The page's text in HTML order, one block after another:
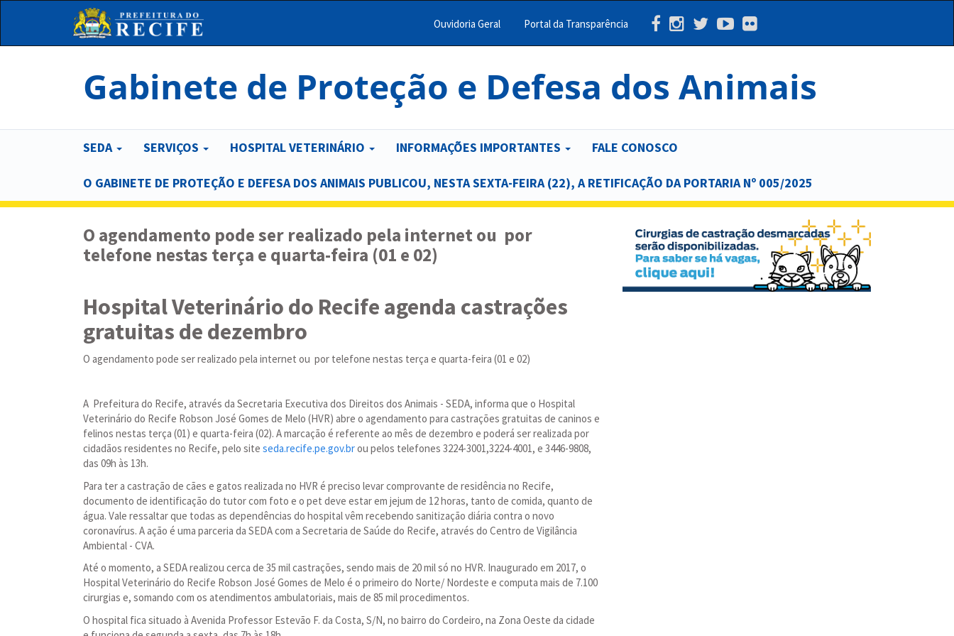
Menu
Topo
Ouvidoria Geral Portal da Transparência
Gabinete de Proteção e Defesa dos Animais
Main
SEDA SERVIÇOS HOSPITAL VETERINÁRIO INFORMAÇÕES IMPORTANTES FALE CONOSCO
O GABINETE DE PROTEÇÃO E DEFESA DOS ANIMAIS PUBLICOU, NESTA SEXTA-FEIRA (22), A RETIFICAÇÃO DA PORTARIA Nº 005/2025
O agendamento pode ser realizado pela internet ou por
telefone nestas terça e quarta-feira (01 e 02)
Hospital Veterinário do Recife agenda castrações
gratuitas de dezembro
O agendamento pode ser realizado pela internet ou por telefone nestas terça e quarta-feira (01 e 02)
A Prefeitura do Recife, através da Secretaria Executiva dos Direitos dos Animais - SEDA, informa que o Hospital
Veterinário do Recife Robson José Gomes de Melo (HVR) abre o agendamento para castrações gratuitas de caninos e
felinos nestas terça (01) e quarta-feira (02). A marcação é referente ao mês de dezembro e poderá ser realizada por
cidadãos residentes no Recife, pelo site seda.recife.pe.gov.brou pelos telefones 3224-3001,3224-4001, e 3446-9808,
das 09h às 13h.
Para ter a castração de cães e gatos realizada no HVR é preciso levar comprovante de residência no Recife,
documento de identificação do tutor com foto e o pet deve estar em jejum de 12 horas, tanto de comida, quanto de
água. Vale ressaltar que todas as dependências do hospital vêm recebendo sanitização diária contra o novo
coronavírus. A ação é uma parceria da SEDA com a Secretaria de Saúde do Recife, através do Centro de Vigilância
Ambiental - CVA.
Até o momento, a SEDA realizou cerca de 35 mil castrações, sendo mais de 20 mil só no HVR. Inaugurado em 2017, o
Hospital Veterinário do Recife Robson José Gomes de Melo é o primeiro do Norte/ Nordeste e computa mais de 7.100
cirurgias e, somando com os atendimentos ambulatoriais, mais de 85 mil procedimentos.
O hospital fica situado à Avenida Professor Estevão F. da Costa, S/N, no bairro do Cordeiro, na Zona Oeste da cidade